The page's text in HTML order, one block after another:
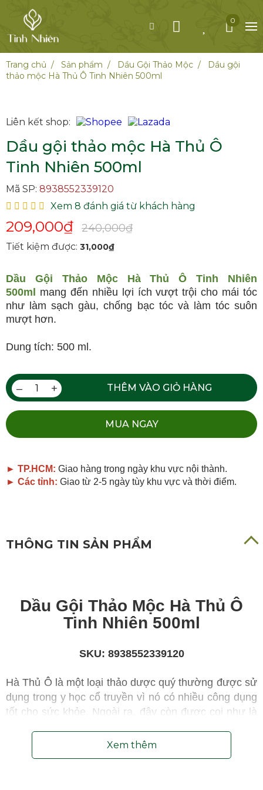
0
Trang chủ Sản phẩm Dầu Gội Thảo Mộc
Dầu gội
thảo mộc Hà Thủ Ô Tinh Nhiên 500ml
Liên kết shop:
Dầu gội thảo mộc Hà Thủ Ô
Tinh Nhiên 500ml
Mã SP: 8938552339120
Xem 8 đánh giá từ khách hàng
209,000₫ 240,000₫
Tiết kiệm được: 31,000₫
Dầu Gội Thảo Mộc Hà Thủ Ô
Tinh Nhiên
500ml mang đến nhiều lợi ích vượt trội cho mái tóc
như làm sạch gàu, chống bạc tóc và làm tóc suôn
mượt hơn.
Dung tích: 500 ml.
– + THÊM VÀO GIỎ HÀNG
MUA NGAY
► TP.HCM: Giao hàng trong ngày khu vực nội thành.
► Các tỉnh: Giao từ 2-5 ngày tùy khu vực và thời điểm.
THÔNG TIN SẢN PHẨM
Dầu Gội Thảo Mộc Hà Thủ Ô
Tinh Nhiên 500ml
SKU: 8938552339120
Hà Thủ Ô là một loại thảo dược quý thường được sử
dụng trong y học cổ truyền vì nó có nhiều công dụng
tốt cho sức khỏe. Ngoài ra, đây còn được coi như là
Xem thêm
ĐĂNG KÝ TƯ VẤN MIỄN PHÍ
Đăng ký tư vấn trực tiếp 24/7:
0335587487